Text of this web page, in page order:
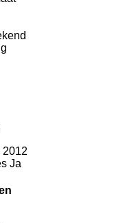
2012
Ja